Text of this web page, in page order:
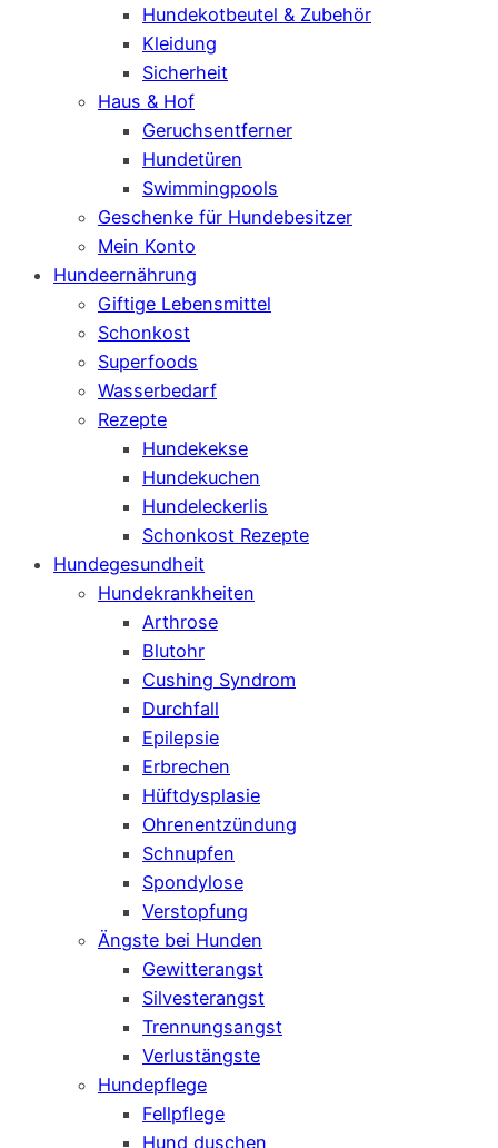
Hundekotbeutel & Zubehör
Kleidung
Sicherheit
Haus & Hof
Geruchsentferner
Hundetüren
Swimmingpools
Geschenke für Hundebesitzer
Mein Konto
Hundeernährung
Giftige Lebensmittel
Schonkost
Superfoods
Wasserbedarf
Rezepte
Hundekekse
Hundekuchen
Hundeleckerlis
Schonkost Rezepte
Hundegesundheit
Hundekrankheiten
Arthrose
Blutohr
Cushing Syndrom
Durchfall
Epilepsie
Erbrechen
Hüftdysplasie
Ohrenentzündung
Schnupfen
Spondylose
Verstopfung
Ängste bei Hunden
Gewitterangst
Silvesterangst
Trennungsangst
Verlustängste
Hundepflege
Fellpflege
Hund duschen